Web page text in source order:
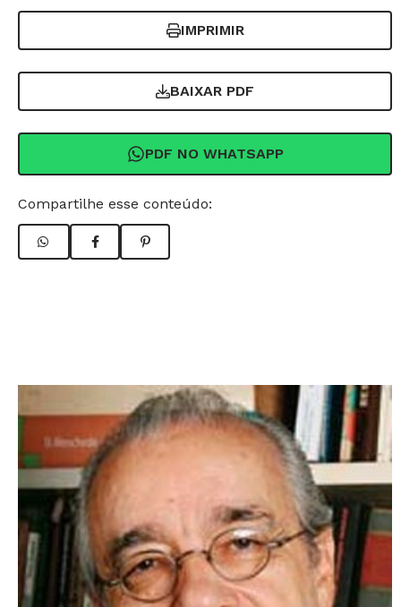
IMPRIMIR
BAIXAR PDF
PDF NO WHATSAPP
Compartilhe esse conteúdo: